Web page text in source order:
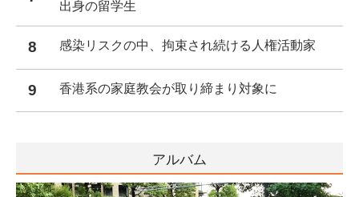
出身の留学生
8 感染リスクの中、拘束され続ける人権活動家
9 香港系の家庭教会が取り締まり対象に
アルバム